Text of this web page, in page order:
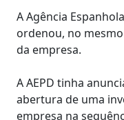
A Agência
ordenou, no
da empresa.
A AEPD tinha
abertura de uma
empresa na